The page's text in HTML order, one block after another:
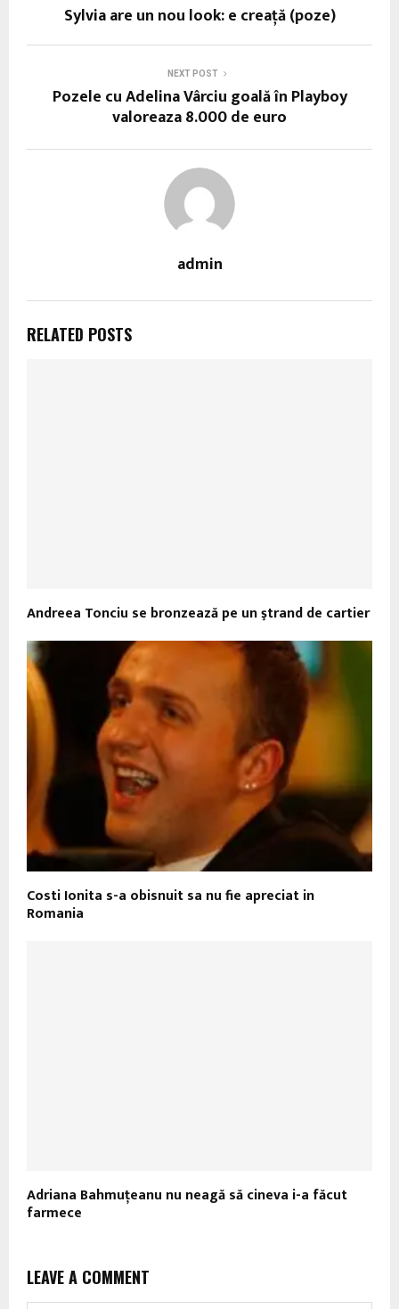
Sylvia are un nou look: e creaţă (poze)
NEXT POST
Pozele cu Adelina Vârciu goală în Playboy
valoreaza 8.000 de euro
admin
RELATED POSTS
Andreea Tonciu se bronzează pe un ştrand de cartier
Costi Ionita s-a obisnuit sa nu fie apreciat in
Romania
Adriana Bahmuţeanu nu neagă să cineva i-a făcut
farmece
LEAVE A COMMENT